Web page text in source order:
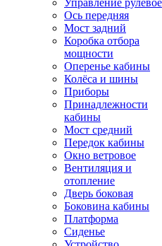
Управление рулевое
Ось передняя
Мост задний
Коробка отбора
мощности
Оперенье кабины
Колёса и шины
Приборы
Принадлежности
кабины
Мост средний
Передок кабины
Окно ветровое
Вентиляция и
отопление
Дверь боковая
Боковина кабины
Платформа
Сиденье